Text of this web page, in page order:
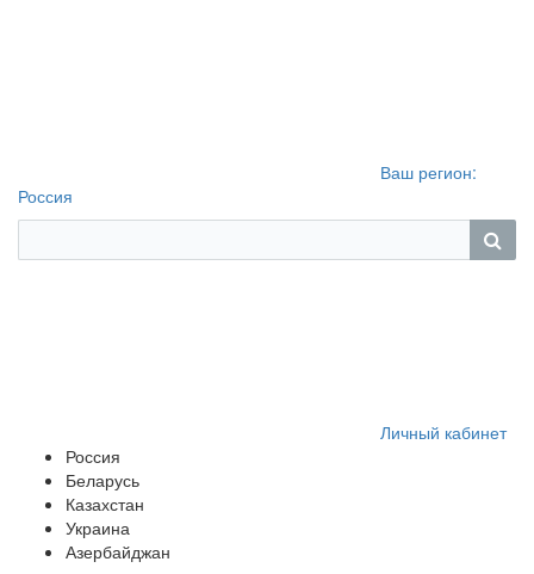
Ваш регион:
Россия
Личный кабинет
Россия
Беларусь
Казахстан
Украина
Азербайджан